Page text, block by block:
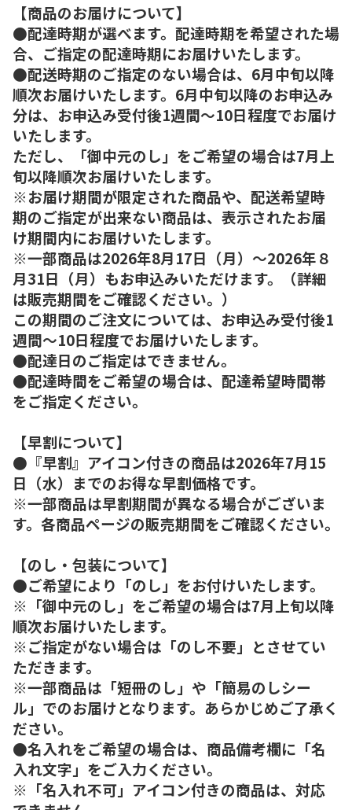
【商品のお届けについて】
●配達時期が選べます。配達時期を希望された場
合、ご指定の配達時期にお届けいたします。
●配送時期のご指定のない場合は、6月中旬以降
順次お届けいたします。6月中旬以降のお申込み
分は、お申込み受付後1週間～10日程度でお届け
いたします。
ただし、「御中元のし」をご希望の場合は7月上
旬以降順次お届けいたします。
※お届け期間が限定された商品や、配送希望時
期のご指定が出来ない商品は、表示されたお届
け期間内にお届けいたします。
※一部商品は2026年8月17日（月）～2026年８
月31日（月）もお申込みいただけます。（詳細
は販売期間をご確認ください。）
この期間のご注文については、お申込み受付後1
週間～10日程度でお届けいたします。
●配達日のご指定はできません。
●配達時間をご希望の場合は、配達希望時間帯
をご指定ください。
【早割について】
●『早割』アイコン付きの商品は2026年7月15
日（水）までのお得な早割価格です。
※一部商品は早割期間が異なる場合がございま
す。各商品ページの販売期間をご確認ください。
【のし・包装について】
●ご希望により「のし」をお付けいたします。
※「御中元のし」をご希望の場合は7月上旬以降
順次お届けいたします。
※ご指定がない場合は「のし不要」とさせてい
ただきます。
※一部商品は「短冊のし」や「簡易のしシー
ル」でのお届けとなります。あらかじめご了承く
ださい。
●名入れをご希望の場合は、商品備考欄に「名
入れ文字」をご入力ください。
※「名入れ不可」アイコン付きの商品は、対応